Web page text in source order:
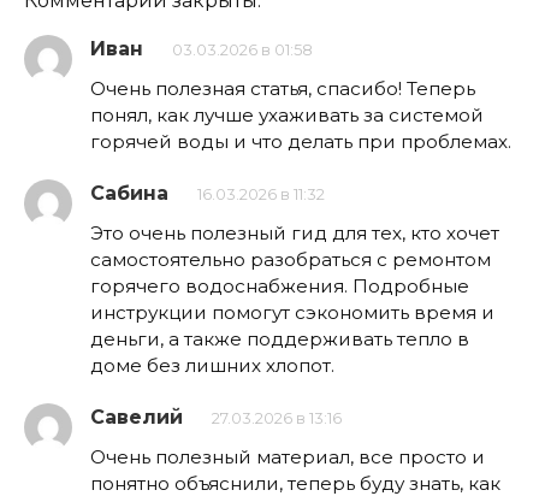
Иван 03.03.2026 в 01:58
Очень полезная статья, спасибо! Теперь
понял, как лучше ухаживать за системой
горячей воды и что делать при проблемах.
Сабина 16.03.2026 в 11:32
Это очень полезный гид для тех, кто хочет
самостоятельно разобраться с ремонтом
горячего водоснабжения. Подробные
инструкции помогут сэкономить время и
деньги, а также поддерживать тепло в
доме без лишних хлопот.
Савелий 27.03.2026 в 13:16
Очень полезный материал, все просто и
понятно объяснили, теперь буду знать, как